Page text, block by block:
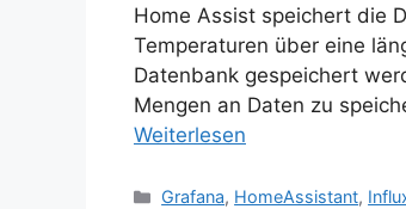
Home Assist speichert die
Temperaturen über eine
Datenbank gespeichert
Mengen an Daten zu
Weiterlesen
Kategorien
Grafana, HomeAssistant,